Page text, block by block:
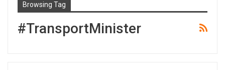
Browsing Tag
#TransportMinister